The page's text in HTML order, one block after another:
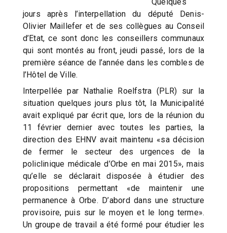
jours après l’interpellation du député Denis-
Olivier Maillefer et de ses collègues au Conseil
d’Etat, ce sont donc les conseillers communaux
qui sont montés au front, jeudi passé, lors de la
première séance de l’année dans les combles de
l’Hôtel de Ville.
Interpellée par Nathalie Roelfstra (PLR) sur la
situation quelques jours plus tôt, la Municipalité
avait expliqué par écrit que, lors de la réunion du
11 février dernier avec toutes les parties, la
direction des EHNV avait maintenu «sa décision
de fermer le secteur des urgences de la
policlinique médicale d’Orbe en mai 2015», mais
qu’elle se déclarait disposée à étudier des
propositions permettant «de maintenir une
permanence à Orbe. D’abord dans une structure
provisoire, puis sur le moyen et le long terme».
Un groupe de travail a été formé pour étudier les